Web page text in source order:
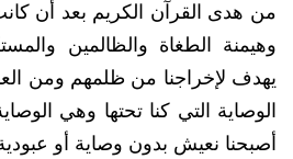
من هدى القرآن الكريم بعد أن
وهيمنة الطغاة والظالمين
يهدف لإخراجنا من ظلمهم ومن
الوصاية التي كنا تحتها وهي
أصبحنا نعيش بدون وصاية أو